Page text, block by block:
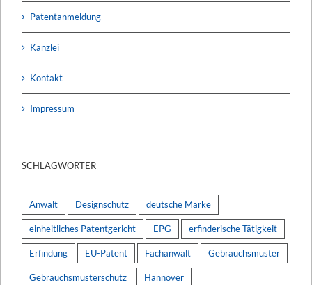
Patentanmeldung
Kanzlei
Kontakt
Impressum
SCHLAGWÖRTER
Anwalt Designschutz deutsche Marke
einheitliches Patentgericht EPG erfinderische Tätigkeit
Erfindung EU-Patent Fachanwalt Gebrauchsmuster
Gebrauchsmusterschutz Hannover